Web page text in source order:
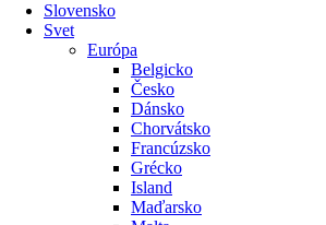
Slovensko
Svet
Európa
Belgicko
Česko
Dánsko
Chorvátsko
Francúzsko
Grécko
Island
Maďarsko